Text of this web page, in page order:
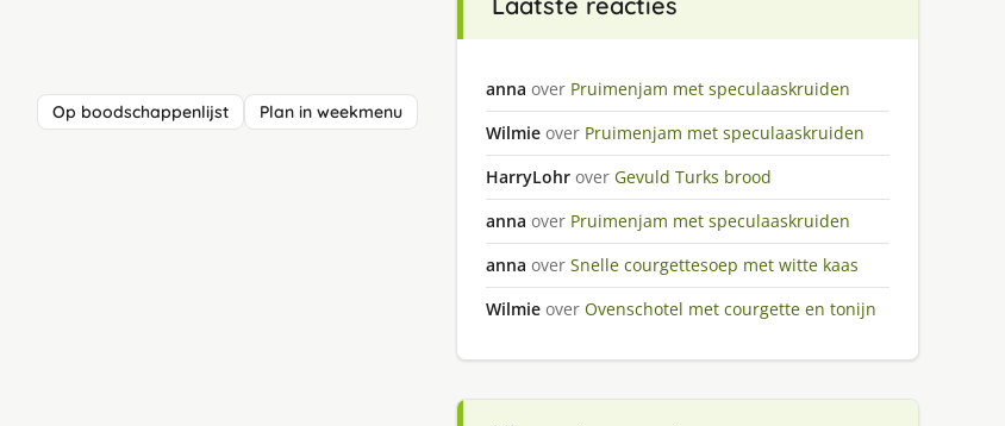
Op boodschappenlijst Plan in weekmenu
anna over Pruimenjam met speculaaskruiden
Wilmie over Pruimenjam met speculaaskruiden
HarryLohr over Gevuld Turks brood
anna over Pruimenjam met speculaaskruiden
anna over Snelle courgettesoep met witte kaas
Wilmie over Ovenschotel met courgette en tonijn